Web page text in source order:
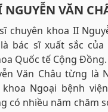
NGUYỄN VĂN
chuyên khoa II
bác sĩ xuất sắc của
Quốc tế Cộng
Văn Châu từng là
Ngoại bệnh
có nhiều năm chăm